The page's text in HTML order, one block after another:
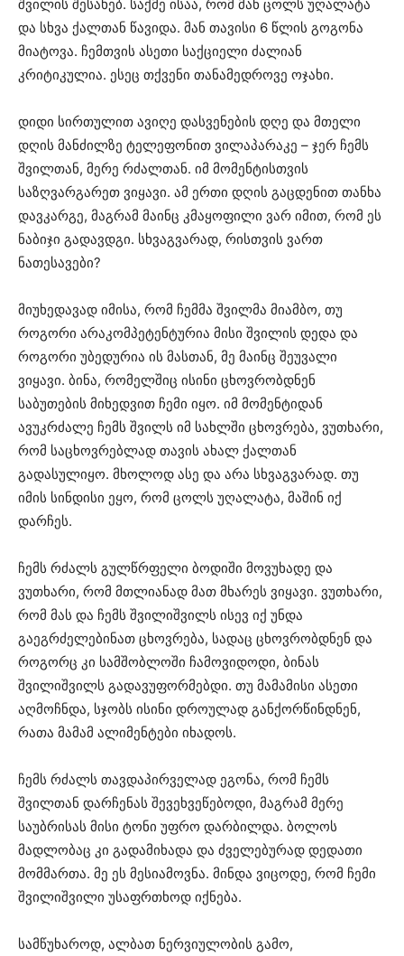
შვილის შესახებ. საქმე ისაა, რომ მან ცოლს უღალატა
და სხვა ქალთან წავიდა. მან თავისი 6 წლის გოგონა
მიატოვა. ჩემთვის ასეთი საქციელი ძალიან
კრიტიკულია. ესეც თქვენი თანამედროვე ოჯახი.
დიდი სირთულით ავიღე დასვენების დღე და მთელი
დღის მანძილზე ტელეფონით ვილაპარაკე – ჯერ ჩემს
შვილთან, მერე რძალთან. იმ მომენტისთვის
საზღვარგარეთ ვიყავი. ამ ერთი დღის გაცდენით თანხა
დავკარგე, მაგრამ მაინც კმაყოფილი ვარ იმით, რომ ეს
ნაბიჯი გადავდგი. სხვაგვარად, რისთვის ვართ
ნათესავები?
მიუხედავად იმისა, რომ ჩემმა შვილმა მიამბო, თუ
როგორი არაკომპეტენტურია მისი შვილის დედა და
როგორი უბედურია ის მასთან, მე მაინც შეუვალი
ვიყავი. ბინა, რომელშიც ისინი ცხოვრობდნენ
საბუთების მიხედვით ჩემი იყო. იმ მომენტიდან
ავუკრძალე ჩემს შვილს იმ სახლში ცხოვრება, ვუთხარი,
რომ საცხოვრებლად თავის ახალ ქალთან
გადასულიყო. მხოლოდ ასე და არა სხვაგვარად. თუ
იმის სინდისი ეყო, რომ ცოლს უღალატა, მაშინ იქ
დარჩეს.
ჩემს რძალს გულწრფელი ბოდიში მოვუხადე და
ვუთხარი, რომ მთლიანად მათ მხარეს ვიყავი. ვუთხარი,
რომ მას და ჩემს შვილიშვილს ისევ იქ უნდა
გაეგრძელებინათ ცხოვრება, სადაც ცხოვრობდნენ და
როგორც კი სამშობლოში ჩამოვიდოდი, ბინას
შვილიშვილს გადავუფორმებდი. თუ მამამისი ასეთი
აღმოჩნდა, სჯობს ისინი დროულად განქორწინდნენ,
რათა მამამ ალიმენტები იხადოს.
ჩემს რძალს თავდაპირველად ეგონა, რომ ჩემს
შვილთან დარჩენას შევეხვეწებოდი, მაგრამ მერე
საუბრისას მისი ტონი უფრო დარბილდა. ბოლოს
მადლობაც კი გადამიხადა და ძველებურად დედათი
მომმართა. მე ეს მესიამოვნა. მინდა ვიცოდე, რომ ჩემი
შვილიშვილი უსაფრთხოდ იქნება.
სამწუხაროდ, ალბათ ნერვიულობის გამო,